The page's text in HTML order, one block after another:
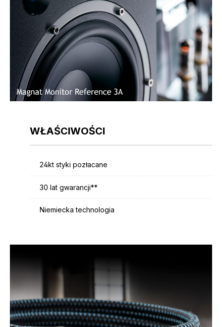
WŁAŚCIWOŚCI
24kt styki pozłacane
30 lat gwarancji**
Niemiecka technologia